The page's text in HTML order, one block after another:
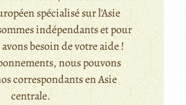
spécialisé sur l'Asie
indépendants et pour
besoin de votre aide !
nous pouvons
correspondants en Asie
centrale.